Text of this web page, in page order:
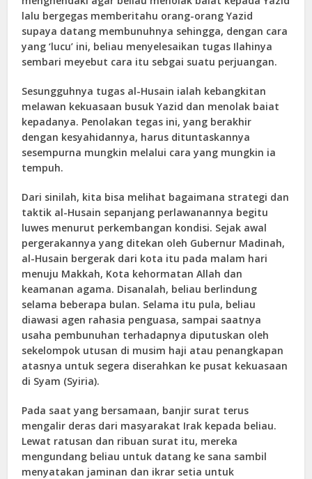
lalu bergegas memberitahu orang-orang Yazid
supaya datang membunuhnya sehingga, dengan cara
yang ‘lucu’ ini, beliau menyelesaikan tugas Ilahinya
sembari meyebut cara itu sebgai suatu perjuangan.
Sesungguhnya tugas al-Husain ialah kebangkitan
melawan kekuasaan busuk Yazid dan menolak baiat
kepadanya. Penolakan tegas ini, yang berakhir
dengan kesyahidannya, harus dituntaskannya
sesempurna mungkin melalui cara yang mungkin ia
tempuh.
Dari sinilah, kita bisa melihat bagaimana strategi dan
taktik al-Husain sepanjang perlawanannya begitu
luwes menurut perkembangan kondisi. Sejak awal
pergerakannya yang ditekan oleh Gubernur Madinah,
al-Husain bergerak dari kota itu pada malam hari
menuju Makkah, Kota kehormatan Allah dan
keamanan agama. Disanalah, beliau berlindung
selama beberapa bulan. Selama itu pula, beliau
diawasi agen rahasia penguasa, sampai saatnya
usaha pembunuhan terhadapnya diputuskan oleh
sekelompok utusan di musim haji atau penangkapan
atasnya untuk segera diserahkan ke pusat kekuasaan
di Syam (Syiria).
Pada saat yang bersamaan, banjir surat terus
mengalir deras dari masyarakat Irak kepada beliau.
Lewat ratusan dan ribuan surat itu, mereka
mengundang beliau untuk datang ke sana sambil
menyatakan jaminan dan ikrar setia untuk